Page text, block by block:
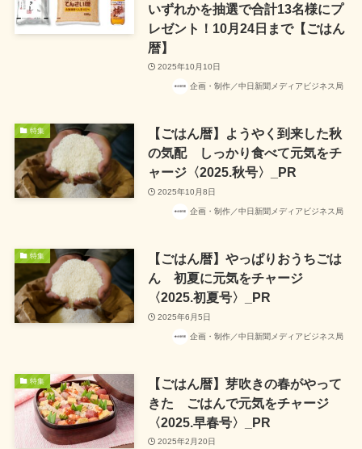
いずれかを抽選で合計13名様にプ
レゼント！10月24日まで【ごはん
暦】
2025年10月10日
企画・制作／中日新聞メディアビジネス局
特集
【ごはん暦】ようやく到来した秋
の気配 しっかり食べて元気をチ
ャージ〈2025.秋号〉_PR
2025年10月8日
企画・制作／中日新聞メディアビジネス局
特集
【ごはん暦】やっぱりおうちごは
ん 初夏に元気をチャージ
〈2025.初夏号〉_PR
2025年6月5日
企画・制作／中日新聞メディアビジネス局
特集
【ごはん暦】芽吹きの春がやって
きた ごはんで元気をチャージ
〈2025.早春号〉_PR
2025年2月20日